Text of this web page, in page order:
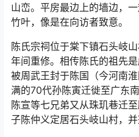
山峦。平房最边上的墙边，
竹叶，像是在向访者致意。
陈氏宗祠位于棠下镇石头岐
年间重修。相传陈氏的祖先
被周武王封于陈国（今河南
满的70代孙陈寅迁徙至广东
陈宣等七兄弟又从珠玑巷迁
子陈仲义定居石头岐山村，并